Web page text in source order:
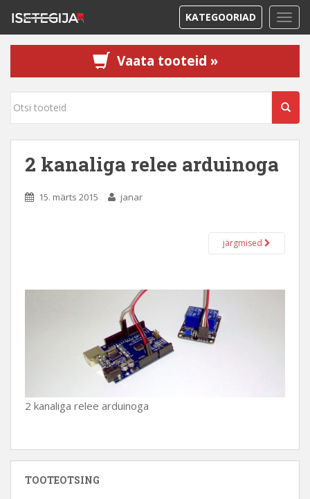
KATEGOORIAD
Vaata tooteid »
2 kanaliga relee arduinoga
15. märts 2015 janar
järgmised
2 kanaliga relee arduinoga
TOOTEOTSING